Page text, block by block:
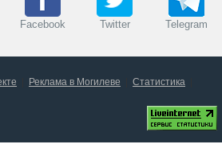
Facebook Twitter Telegram
Реклама в Могилеве
Статистика